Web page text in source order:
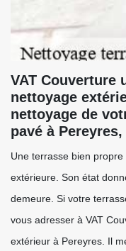
VAT Couverture
nettoyage
nettoyage de
pavé à
Une terrasse bien
extérieure. Son état
demeure. Si votre
vous adresser à VAT
extérieur à Pereyres. Il